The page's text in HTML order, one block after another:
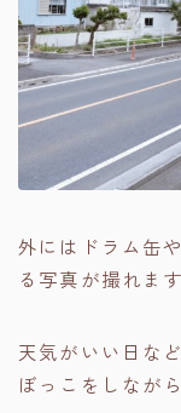
外にはドラム缶
る写真が撮れます
天気がいい日な
ぼっこをしなが